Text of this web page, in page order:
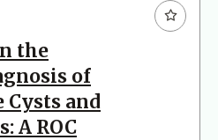
the
of
Cysts and
A ROC